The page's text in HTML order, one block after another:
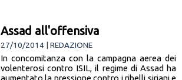
Assad all'offensiva
27/10/2014 | REDAZIONE
In concomitanza con la campagna aerea dei
volenterosi contro ISIL, il regime di Assad ha
aumentato la pressione contro i ribelli siriani e